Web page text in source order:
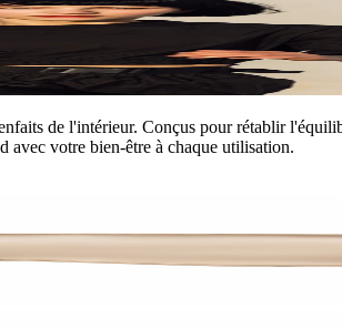
de l'intérieur. Conçus pour rétablir
avec votre bien-être à chaque utilisation.